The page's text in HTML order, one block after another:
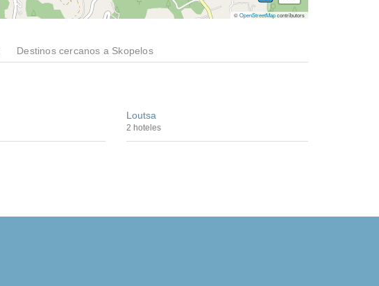
©OpenStreetMapcontributors
Destinos cercanos a Skopelos
Loutsa
2 hoteles